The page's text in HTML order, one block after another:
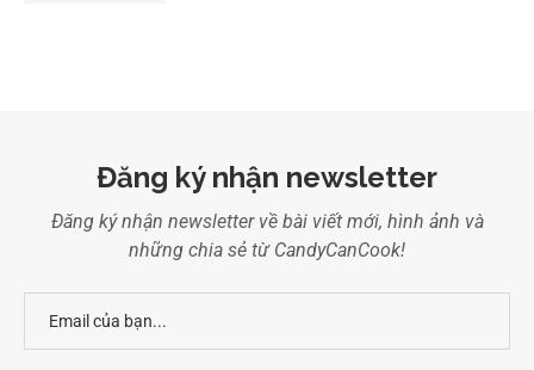
Đăng ký nhận newsletter
Đăng ký nhận newsletter về bài viết mới, hình ảnh và
những chia sẻ từ CandyCanCook!